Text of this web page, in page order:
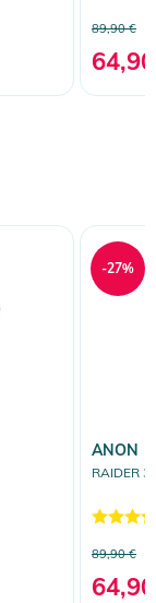
89,90 €
ANON
RAIDER
89,90 €
-27%